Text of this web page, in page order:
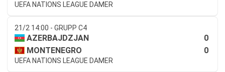
UEFA NATIONS LEAGUE DAMER
21/2 14:00 - GRUPP C4
AZERBAJDZJAN
0
MONTENEGRO
0
UEFA NATIONS LEAGUE DAMER